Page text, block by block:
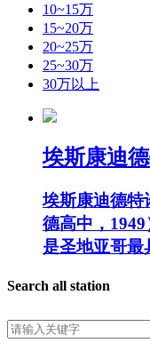
10~15万
15~20万
20~25万
25~30万
30万以上
埃斯康迪
埃斯康迪德特
德高中，
是圣地亚哥最
Search all station